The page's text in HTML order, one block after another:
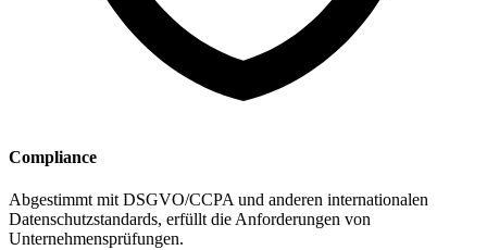
Compliance
Abgestimmt mit DSGVO/CCPA und anderen internationalen
Datenschutzstandards, erfüllt die Anforderungen von
Unternehmensprüfungen.